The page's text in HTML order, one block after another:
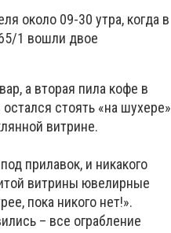
около 09-30 утра, когда в
1 вошли двое
а вторая пила кофе в
стоять «на шухере»
витрине.
прилавок, и никакого
витрины ювелирные
пока никого нет!».
– все ограбление